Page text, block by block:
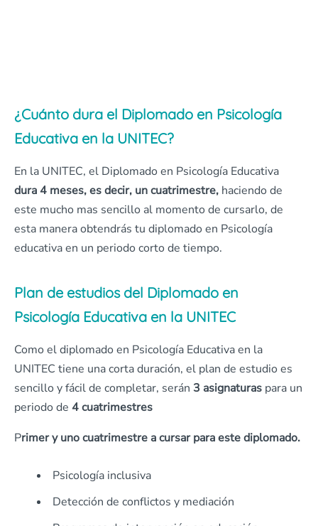
¿Cuánto dura el Diplomado en Psicología
Educativa en la UNITEC?
En la UNITEC, el Diplomado en Psicología Educativa
dura 4 meses, es decir, un cuatrimestre, haciendo de
este mucho mas sencillo al momento de cursarlo, de
esta manera obtendrás tu diplomado en Psicología
educativa en un periodo corto de tiempo.
Plan de estudios del Diplomado en
Psicología Educativa en la UNITEC
Como el diplomado en Psicología Educativa en la
UNITEC tiene una corta duración, el plan de estudio es
sencillo y fácil de completar, serán 3 asignaturas para un
periodo de 4 cuatrimestres
Primer y uno cuatrimestre a cursar para este diplomado.
Psicología inclusiva
Detección de conflictos y mediación